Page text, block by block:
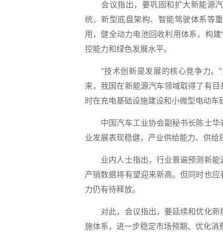
会议指出，要巩固和扩大新能源汽
统、新型底盘架构、智能驾驶体系等
用，健全动力电池回收利用体系，构
控能力和绿色发展水平。
“技术创新是发展的核心竞争力。”
来，我国在新能源汽车领域取得了有
时在充电基础设施建设和小微型电动车
中国汽车工业协会副秘书长陈士华
业发展表现稳健，产业供给能力、供给
业内人士指出，行业普遍预测新能
产销数据将有望迎来新高。但同时也
力仍有待释放。
对此，会议指出，要延续和优化新
施体系，进一步稳定市场预期、优化消